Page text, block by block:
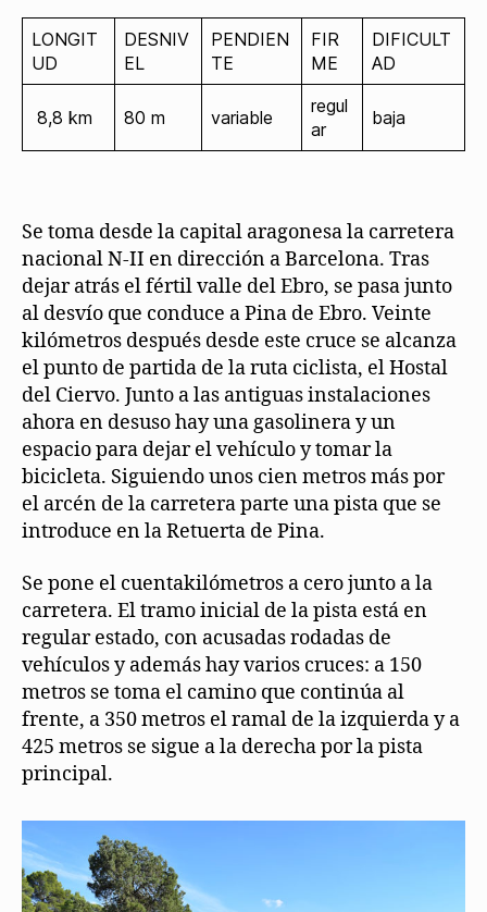
LONGIT
UD
DESNIV
EL
PENDIEN
TE
FIR
ME
DIFICULT
AD
8,8 km 80 m variable
regul
ar
baja
Se toma desde la capital aragonesa la carretera
nacional N-II en dirección a Barcelona. Tras
dejar atrás el fértil valle del Ebro, se pasa junto
al desvío que conduce a Pina de Ebro. Veinte
kilómetros después desde este cruce se alcanza
el punto de partida de la ruta ciclista, el Hostal
del Ciervo. Junto a las antiguas instalaciones
ahora en desuso hay una gasolinera y un
espacio para dejar el vehículo y tomar la
bicicleta. Siguiendo unos cien metros más por
el arcén de la carretera parte una pista que se
introduce en la Retuerta de Pina.
Se pone el cuentakilómetros a cero junto a la
carretera. El tramo inicial de la pista está en
regular estado, con acusadas rodadas de
vehículos y además hay varios cruces: a 150
metros se toma el camino que continúa al
frente, a 350 metros el ramal de la izquierda y a
425 metros se sigue a la derecha por la pista
principal.